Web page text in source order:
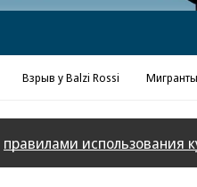
Взрыв у Balzi Rossi
правилами использования